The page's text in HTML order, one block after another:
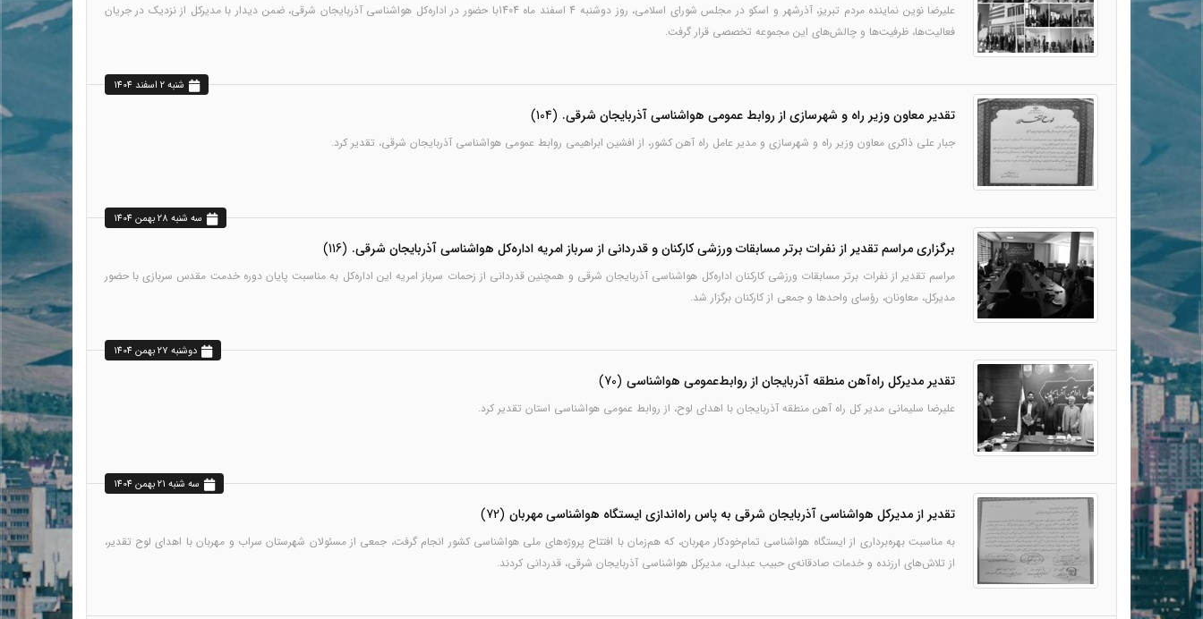
علیرضا نوین نماینده مردم تبریز، آذرشهر و اسکو در مجلس شورای اسلامی، روز دوشنبه 4 اسفند ماه 1404با حضور در اداره‌کل هواشناسی آذربایجان شرقی، ضمن دیدار با مدیرکل از نزدیک در جریان
فعالیت‌ها، ظرفیت‌ها و چالش‌های این مجموعه تخصصی قرار گرفت.
تقدیر معاون وزیر راه و شهرسازی از روابط عمومی هواشناسی آذربایجان شرقی. (104)
جبار علی ذاکری معاون وزیر راه و شهرسازی و مدیر عامل راه آهن کشور، از افشین ابراهیمی روابط عمومی هواشناسی آذربایجان شرقی، تقدیر کرد.
شنبه 2 اسفند 1404
برگزاری مراسم تقدیر از نفرات برتر مسابقات ورزشی کارکنان و قدردانی از سرباز امریه اداره‌کل هواشناسی آذربایجان شرقی. (116)
مراسم تقدیر از نفرات برتر مسابقات ورزشی کارکنان اداره‌کل هواشناسی آذربایجان شرقی و همچنین قدردانی از زحمات سرباز امریه این اداره‌کل به مناسبت پایان دوره خدمت مقدس سربازی با حضور
مدیرکل، معاونان، رؤسای واحدها و جمعی از کارکنان برگزار شد.
سه شنبه 28 بهمن 1404
تقدیر مدیرکل راه‌آهن منطقه آذربایجان از روابط‌عمومی هواشناسی (70)
علیرضا سلیمانی مدیر کل راه آهن منطقه آذربایجان با اهدای لوح، از روابط عمومی هواشناسی استان تقدیر کرد.
دوشنبه 27 بهمن 1404
تقدیر از مدیرکل هواشناسی آذربایجان شرقی به پاس راه‌اندازی ایستگاه هواشناسی مهربان (72)
به مناسبت بهره‌برداری از ایستگاه هواشناسی تمام‌خودکار مهربان، که هم‌زمان با افتتاح پروژه‌های ملی هواشناسی کشور انجام گرفت، جمعی از مسئولان شهرستان سراب و مهربان با اهدای لوح تقدیر،
از تلاش‌های ارزنده و خدمات صادقانه‌ی حبیب عبدلی، مدیرکل هواشناسی آذربایجان شرقی، قدردانی کردند.
سه شنبه 21 بهمن 1404